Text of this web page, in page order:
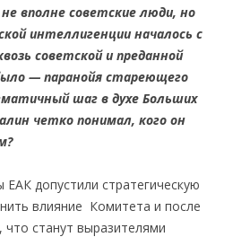
вполне советские люди, но
интеллигенции началось с
советской и преданной
— паранойя стареющего
шаг в духе Больших
четко понимал, кого он
допустили стратегическую
влияние Комитета и после
станут выразителями